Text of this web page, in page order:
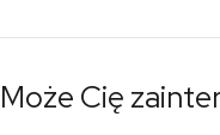
Może Cię